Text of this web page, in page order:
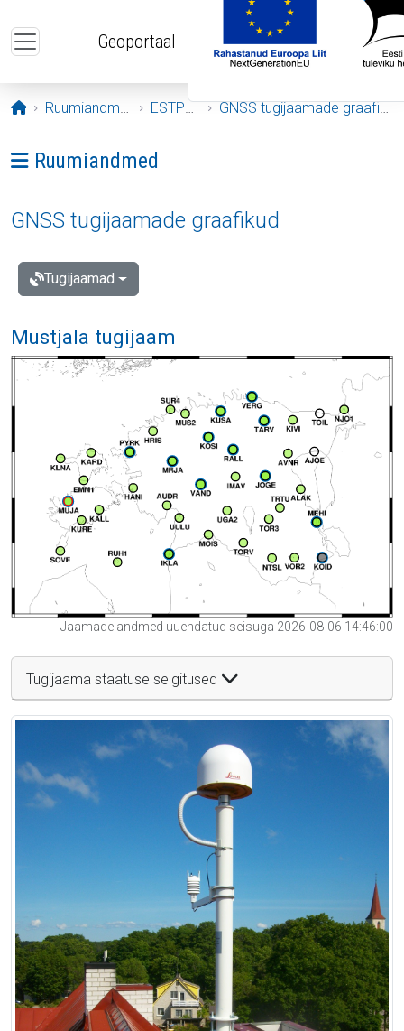
Geoportaal
Avaleht
Ruumiandmed ESTPOS GNSS tugijaamade graafikud
Ava menüü: Ruumiandmed
Ruumiandmed
GNSS tugijaamade graafikud
Tugijaamad
Mustjala tugijaam
Jaamade andmed uuendatud seisuga 2026-08-06 14:46:00
Tugijaama staatuse selgitused